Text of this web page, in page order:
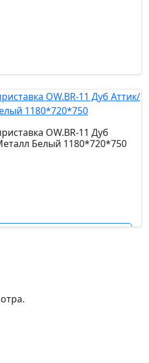
OW.BR-11 Дуб
Белый 1180*720*750